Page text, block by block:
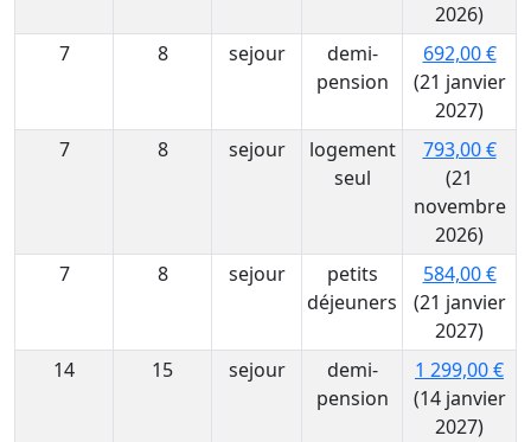
2026)
7
8 sejour
demi-
pension
692,00 €
(21 janvier
2027)
7
8 sejour
logement
seul
793,00 €
(21
novembre
2026)
7
8 sejour
petits
déjeuners
584,00 €
(21 janvier
2027)
14
15 sejour
demi-
pension
1 299,00 €
(14 janvier
2027)